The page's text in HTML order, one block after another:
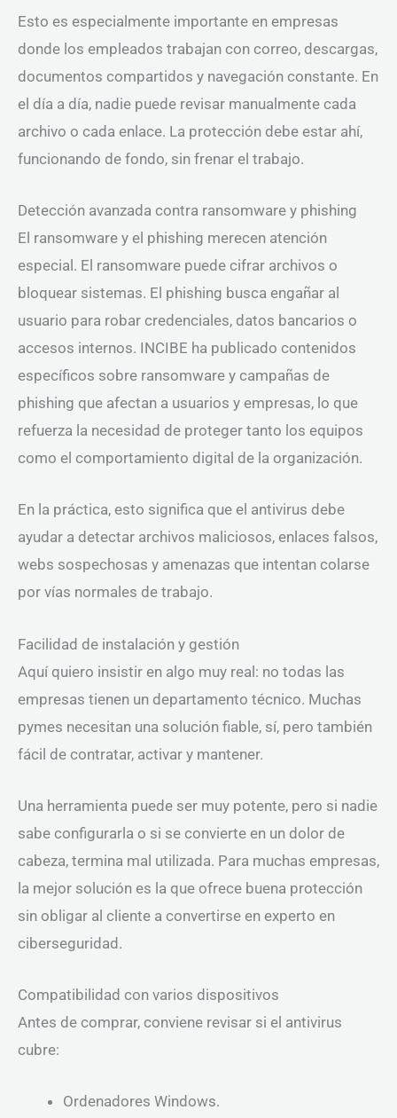
Esto es especialmente importante en empresas
donde los empleados trabajan con correo, descargas,
documentos compartidos y navegación constante. En
el día a día, nadie puede revisar manualmente cada
archivo o cada enlace. La protección debe estar ahí,
funcionando de fondo, sin frenar el trabajo.
Detección avanzada contra ransomware y phishing
El ransomware y el phishing merecen atención
especial. El ransomware puede cifrar archivos o
bloquear sistemas. El phishing busca engañar al
usuario para robar credenciales, datos bancarios o
accesos internos. INCIBE ha publicado contenidos
específicos sobre ransomware y campañas de
phishing que afectan a usuarios y empresas, lo que
refuerza la necesidad de proteger tanto los equipos
como el comportamiento digital de la organización.
En la práctica, esto significa que el antivirus debe
ayudar a detectar archivos maliciosos, enlaces falsos,
webs sospechosas y amenazas que intentan colarse
por vías normales de trabajo.
Facilidad de instalación y gestión
Aquí quiero insistir en algo muy real: no todas las
empresas tienen un departamento técnico. Muchas
pymes necesitan una solución fiable, sí, pero también
fácil de contratar, activar y mantener.
Una herramienta puede ser muy potente, pero si nadie
sabe configurarla o si se convierte en un dolor de
cabeza, termina mal utilizada. Para muchas empresas,
la mejor solución es la que ofrece buena protección
sin obligar al cliente a convertirse en experto en
ciberseguridad.
Compatibilidad con varios dispositivos
Antes de comprar, conviene revisar si el antivirus
cubre:
Ordenadores Windows.